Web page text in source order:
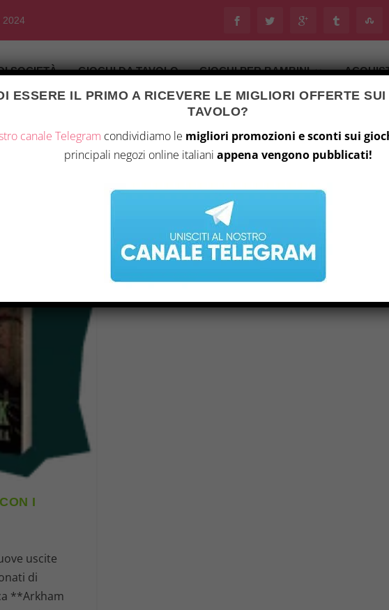
2024
SOCIETÀ GIOCHI DA TAVOLO GIOCHI PER BAMBINI
I
uscite
di
**Arkham
ESSERE IL PRIMO A RICEVERE LE MIGLIORI OFFERTE
TAVOLO?
canale Telegram condividiamo le migliori promozioni e sconti sui
principali negozi online italiani appena vengono pubblicati!